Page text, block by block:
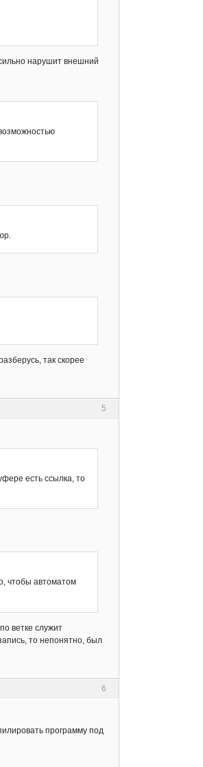
нарушит внешний
так скорее
5
есть ссылка, то
чтобы автоматом
ветке служит
то непонятно, был
6
программу под